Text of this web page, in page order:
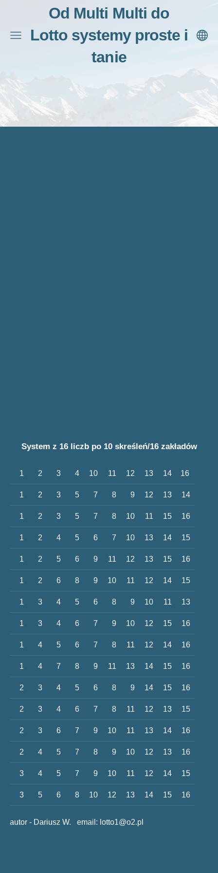
Od Multi Multi do
Lotto systemy proste i
tanie
System z 16 liczb po 10 skreśleń/16 zakładów
1 2 3 4 10 11 12 13 14 16
1 2 3 5 7 8 9 12 13 14
1 2 3 5 7 8 10 11 15 16
1 2 4 5 6 7 10 13 14 15
1 2 5 6 9 11 12 13 15 16
1 2 6 8 9 10 11 12 14 15
1 3 4 5 6 8 9 10 11 13
1 3 4 6 7 9 10 12 15 16
1 4 5 6 7 8 11 12 14 16
1 4 7 8 9 11 13 14 15 16
2 3 4 5 6 8 9 14 15 16
2 3 4 6 7 8 11 12 13 15
2 3 6 7 9 10 11 13 14 16
2 4 5 7 8 9 10 12 13 16
3 4 5 7 9 10 11 12 14 15
3 5 6 8 10 12 13 14 15 16
autor - Dariusz W. email: lotto1@o2.pl